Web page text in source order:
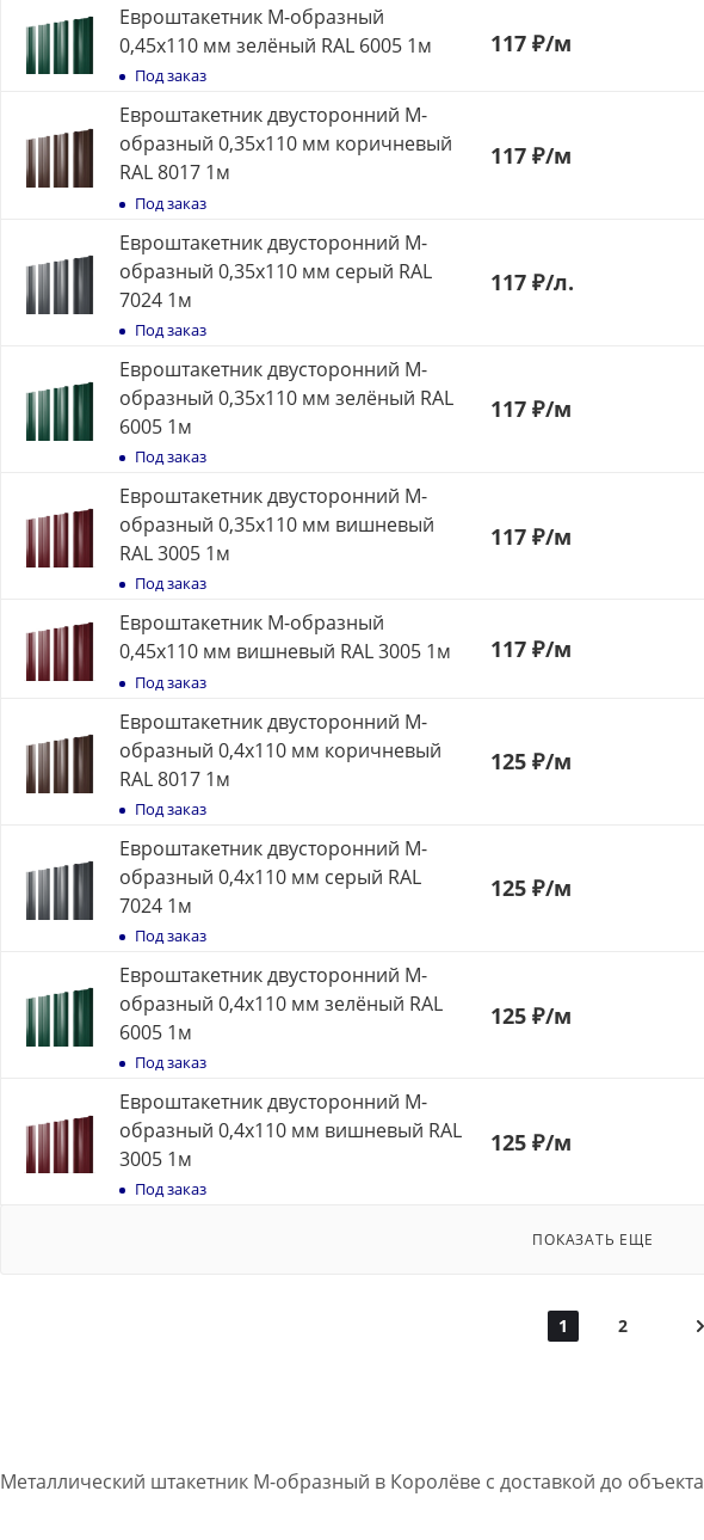
Евроштакетник М-образный
0,45x110 мм зелёный RAL 6005 1м
Под заказ
117 ₽/м
Евроштакетник двусторонний М-
образный 0,35x110 мм коричневый
RAL 8017 1м
Под заказ
117 ₽/м
Евроштакетник двусторонний М-
образный 0,35x110 мм серый RAL
7024 1м
Под заказ
117 ₽/л.
Евроштакетник двусторонний М-
образный 0,35x110 мм зелёный RAL
6005 1м
Под заказ
117 ₽/м
Евроштакетник двусторонний М-
образный 0,35x110 мм вишневый
RAL 3005 1м
Под заказ
117 ₽/м
Евроштакетник М-образный
0,45x110 мм вишневый RAL 3005 1м
Под заказ
117 ₽/м
Евроштакетник двусторонний М-
образный 0,4x110 мм коричневый
RAL 8017 1м
Под заказ
125 ₽/м
Евроштакетник двусторонний М-
образный 0,4x110 мм серый RAL
7024 1м
Под заказ
125 ₽/м
Евроштакетник двусторонний М-
образный 0,4x110 мм зелёный RAL
6005 1м
Под заказ
125 ₽/м
Евроштакетник двусторонний М-
образный 0,4x110 мм вишневый RAL
3005 1м
Под заказ
125 ₽/м
ПОКАЗАТЬ ЕЩЕ
1 2
Металлический штакетник М-образный в Королёве с доставкой до объекта